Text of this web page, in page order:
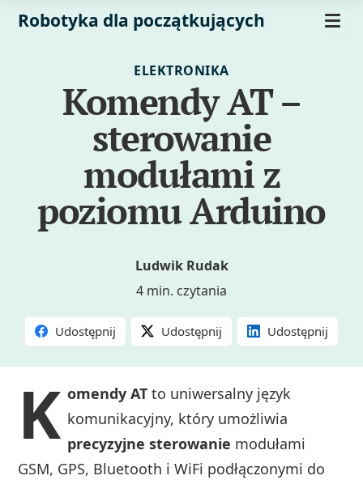
Robotyka dla początkujących
ELEKTRONIKA
Komendy AT –
sterowanie
modułami z
poziomu Arduino
Ludwik Rudak
4 min. czytania
Udostępnij Udostępnij Udostępnij
K omendy AT to uniwersalny język
komunikacyjny, który umożliwia
precyzyjne sterowanie modułami
GSM, GPS, Bluetooth i WiFi podłączonymi do